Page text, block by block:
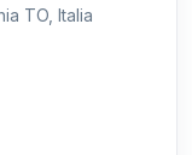
TO, Italia